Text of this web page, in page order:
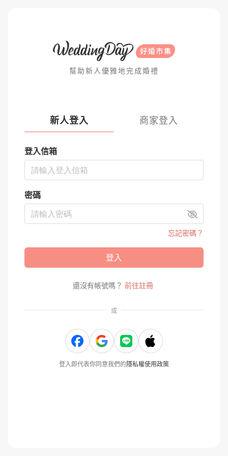
幫助新人優雅地完成婚禮
新人登入 商家登入
登入信箱
密碼
忘記密碼？
登入
還沒有帳號嗎？ 前往註冊
或
登入即代表你同意我們的隱私權使用政策